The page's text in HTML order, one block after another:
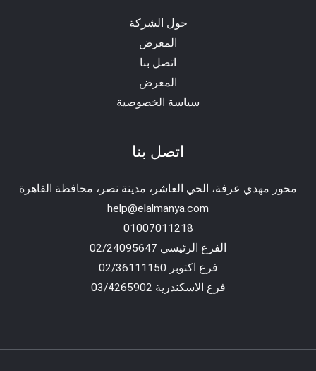
حول الشركة
المعرض
اتصل بنا
المعرض
سياسة الخصوصية
اتصل بنا
محور مهدي عرفة، الحي العاشر، مدينة نصر، محافظة القاهرة‬
help@elalmanya.com
01007011218
الفرع الرئيسي 02/24095647
فرع اكتوبر 02/36111150
فرع الاسكندرية 03/4265902